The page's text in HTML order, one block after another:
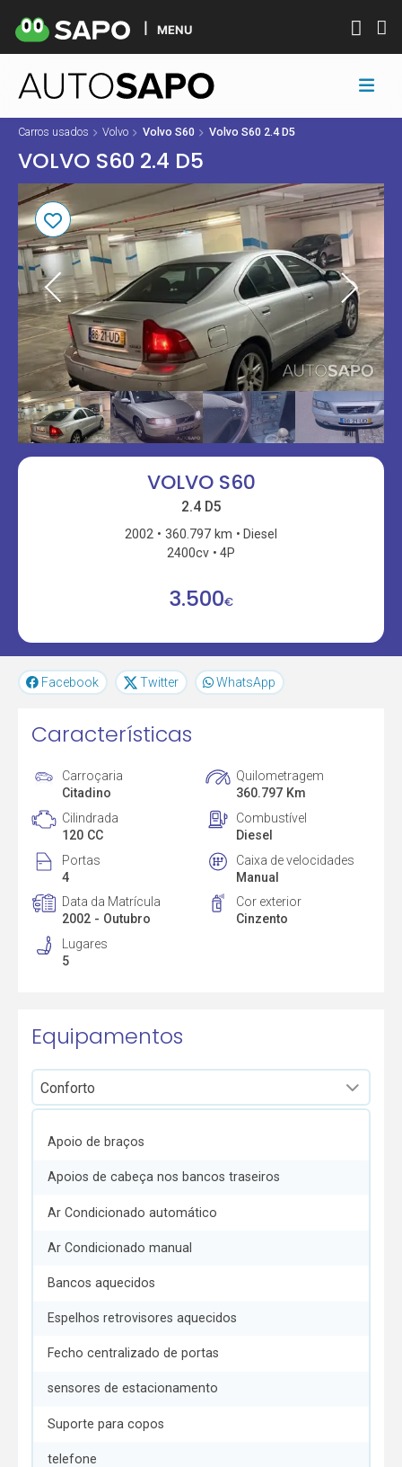
MENU
Carros usados Volvo Volvo S60 Volvo S60 2.4 D5
VOLVO S60 2.4 D5
VOLVO S60
2.4 D5
2002 360.797 km
Diesel
2400cv
4P
3.500€
Facebook Twitter WhatsApp
Características
Carroçaria
Citadino
Quilometragem
360.797 Km
Cilindrada
120 CC
Combustível
Diesel
Portas
4
Caixa de velocidades
Manual
Data da Matrícula
2002 - Outubro
Cor exterior
Cinzento
Lugares
5
Equipamentos
Apoio de braços
Apoios de cabeça nos bancos traseiros
Ar Condicionado automático
Ar Condicionado manual
Bancos aquecidos
Espelhos retrovisores aquecidos
Fecho centralizado de portas
sensores de estacionamento
Suporte para copos
telefone